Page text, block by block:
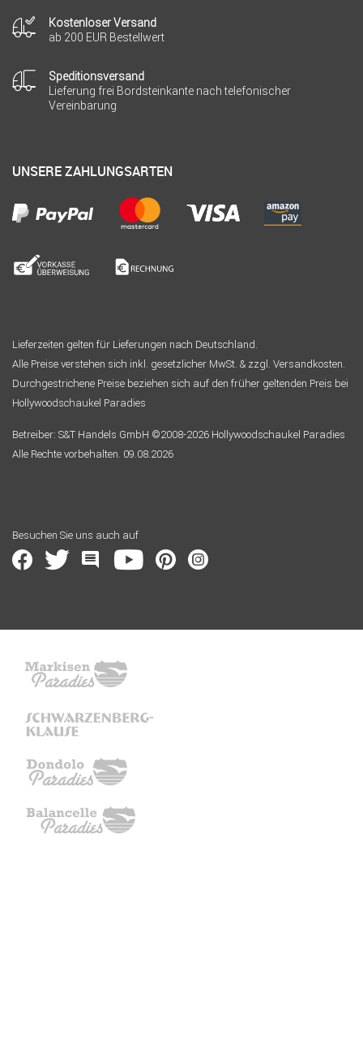
Kostenloser Versand
ab 200 EUR Bestellwert
Speditionsversand
Lieferung frei Bordsteinkante nach telefonischer
Vereinbarung
UNSERE ZAHLUNGSARTEN
Lieferzeiten gelten für Lieferungen nach Deutschland.
Alle Preise verstehen sich inkl. gesetzlicher MwSt. & zzgl. Versandkosten.
Durchgestrichene Preise beziehen sich auf den früher geltenden Preis bei
Hollywoodschaukel Paradies
Betreiber: S&T Handels GmbH ©2008-2026 Hollywoodschaukel Paradies
Alle Rechte vorbehalten. 09.08.2026
Besuchen Sie uns auch auf